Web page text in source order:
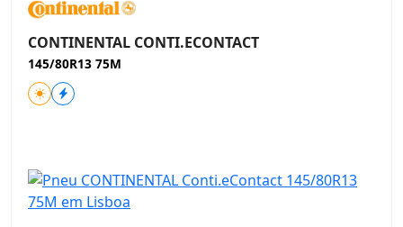
CONTINENTAL CONTI.ECONTACT
145/80R13 75M